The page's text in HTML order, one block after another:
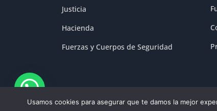
Justicia
Hacienda
Fuerzas y Cuerpos de Seguridad
Aviso Legal
Usamos cookies para asegurar que te damos la mejor